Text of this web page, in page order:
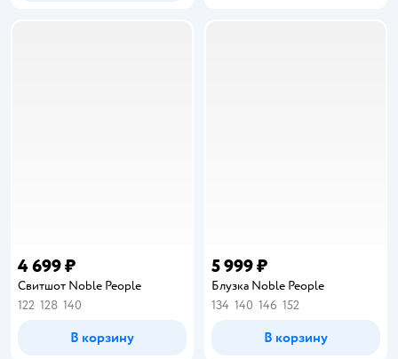
4 699 ₽
Свитшот Noble People
122 128 140
В корзину
5 999 ₽
Блузка Noble People
134 140 146 152
В корзину